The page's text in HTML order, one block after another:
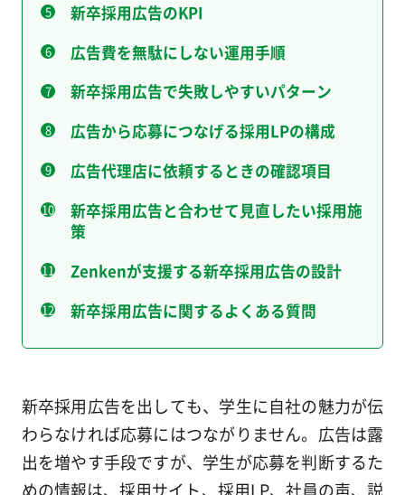
新卒採用広告のKPI
広告費を無駄にしない運用手順
新卒採用広告で失敗しやすいパターン
広告から応募につなげる採用LPの構成
広告代理店に依頼するときの確認項目
新卒採用広告と合わせて見直したい採用施
策
Zenkenが支援する新卒採用広告の設計
新卒採用広告に関するよくある質問
新卒採用広告を出しても、学生に自社の魅力が伝
わらなければ応募にはつながりません。広告は露
出を増やす手段ですが、学生が応募を判断するた
めの情報は、採用サイト、採用LP、社員の声、説